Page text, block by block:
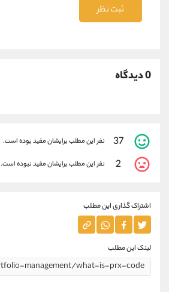
ثبت نظر
0 دیدگاه
37 نفر این مطلب برایشان مفید بوده است.
2 نفر این مطلب برایشان مفید نبوده است.
اشتراک گذاری این مطلب
لینک این مطلب